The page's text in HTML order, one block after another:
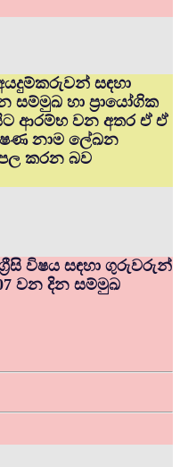
සඳහා
සම්මුඛ හා ප්‍රායෝගික
ආරම්භ වන අතර ඒ ඒ
නාම ලේඛන
පල කරන බව
විෂය සඳහා ගුරුවරුන්
වන දින සම්මුඛ